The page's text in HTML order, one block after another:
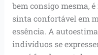
bem consigo mesma,
sinta confortável em
essência. A
indivíduos se